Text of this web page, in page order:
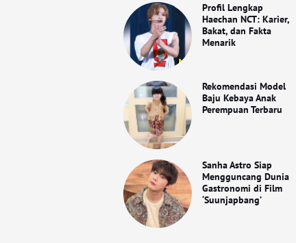
Profil Lengkap
Haechan NCT: Karier,
Bakat, dan Fakta
Menarik
Rekomendasi Model
Baju Kebaya Anak
Perempuan Terbaru
Sanha Astro Siap
Mengguncang Dunia
Gastronomi di Film
‘Suunjapbang’